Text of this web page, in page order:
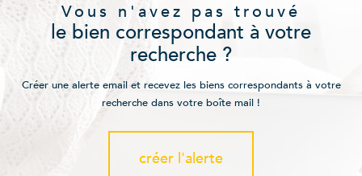
Vous n'avez pas trouvé
le bien correspondant à votre
recherche ?
Créer une alerte email et recevez les biens correspondants à votre
recherche dans votre boîte mail !
créer l'alerte